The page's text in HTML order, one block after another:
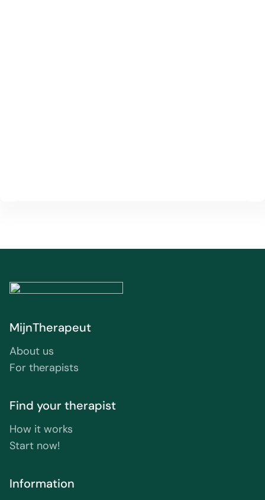
MijnTherapeut
About us
For therapists
Find your therapist
How it works
Start now!
Information